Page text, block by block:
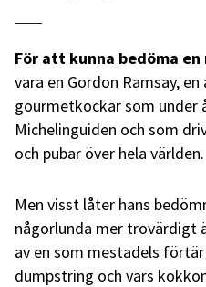
För att kunna bedöma
vara en Gordon Ramsay,
gourmetkockar som under
Michelinguiden och som
och pubar över hela världen.
Men visst låter hans
någorlunda mer trovärdigt
av en som mestadels
dumpstring och vars